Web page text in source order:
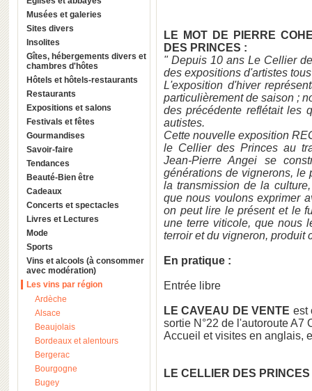
Musées et galeries
Sites divers
Insolites
Gîtes, hébergements divers et
chambres d'hôtes
Hôtels et hôtels-restaurants
Restaurants
Expositions et salons
Festivals et fêtes
Gourmandises
Savoir-faire
Tendances
Beauté-Bien être
Cadeaux
Concerts et spectacles
Livres et Lectures
Mode
Sports
Vins et alcools (à consommer
avec modération)
Les vins par région
Ardèche
Alsace
Beaujolais
Bordeaux et alentours
Bergerac
Bourgogne
Bugey
LE MOT DE PIERRE
DES PRINCES :
" Depuis 10 ans Le Cellier
des expositions d'artistes
L'exposition d'hiver
particulièrement de saison ;
des précédente reflétait les
autistes.
Cette nouvelle exposition
le Cellier des Princes au
Jean-Pierre Angei se
générations de vignerons, le
la transmission de la
que nous voulons exprimer
on peut lire le présent et le
une terre viticole, que nous
terroir et du vigneron, produit
En pratique :
Entrée libre
LE CAVEAU DE VENTE est
sortie N°22 de l'autoroute A7
Accueil et visites en anglais,
LE CELLIER DES